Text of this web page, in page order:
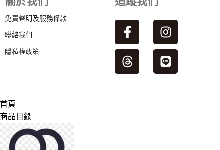
免責聲明及服務條款
聯絡我們
隱私權政策
首頁
商品目錄